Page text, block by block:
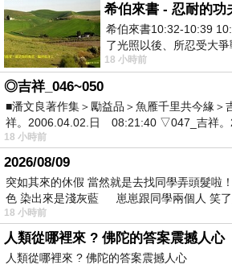
希伯來書 - 忍耐的功
希伯來書10:32-10:39
了光照以後、所忍受大
面被毀謗、遭患難、成了
18 小時前
◎吉祥_046~050
■潘文良著作集＞勵益品＞魚雁千里共今緣
祥。2006.04.02.日 08:21:40 ▽047_吉祥
18 小時前
2026/08/09
突如其來的休假 當然就是去找同學弄頭髮
色 染出來是淺灰藍 崽崽跟同學兩個人 笑
18 小時前
人類從哪裡來 ? 佛陀的答案震撼人心
人類從哪裡來 ? 佛陀的答案震撼人心